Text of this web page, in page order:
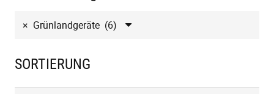
× Grünlandgeräte (6)
SORTIERUNG